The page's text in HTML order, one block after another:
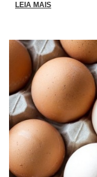
LEIA MAIS